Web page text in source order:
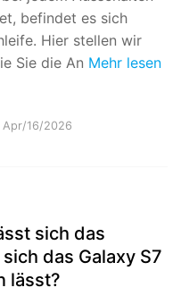
befindet es sich
Hier stellen wir
Sie die An Mehr lesen
Apr/16/2026
sich das
das Galaxy S7
lässt?